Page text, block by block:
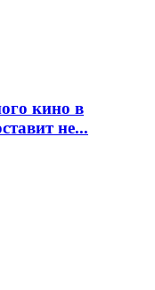
кино в
не...